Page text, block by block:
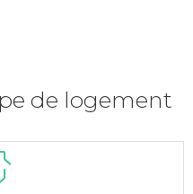
de logement